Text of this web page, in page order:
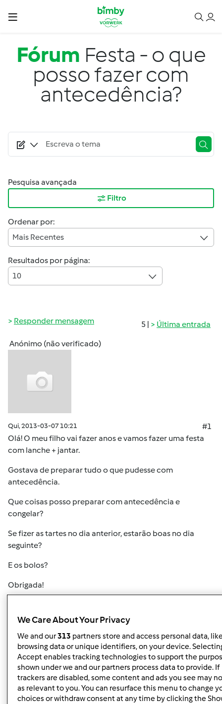
Passar para o conteúdo principal
Fórum Festa - o que
posso fazer com
antecedência?
Pesquisa avançada
Filtro
Ordenar por:
Mais Recentes
Resultados por página:
10
5 | Última entrada
Responder mensagem
Anónimo (não verificado)
Qui, 2013-03-07 10:21
#1
Olá! O meu filho vai fazer anos e vamos fazer uma festa
com lanche + jantar.
Gostava de preparar tudo o que pudesse com
antecedência.
Que coisas posso preparar com antecedência e
congelar?
Se fizer as tartes no dia anterior, estarão boas no dia
seguinte?
E os bolos?
Obrigada!
Topo
Iniciar sessãoou registe-se aquipara escrever
comentários
Mixie (não verificado)
We Care About Your Privacy
We and our313 partners store and access personal data,
browsing data or unique identifiers, on your device.
Accept enables tracking technologies to support the
shown under we and our partners process data to provide. If
trackers are disabled, some content and ads you see may
as relevant to you. You can resurface this menu to change
choices or withdraw consent at any time by clicking the